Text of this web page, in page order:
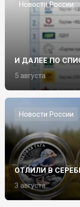
Новости России
И ДАЛЕЕ ПО
5 августа
Новости России
ОТЛИЛИ В
3 августа